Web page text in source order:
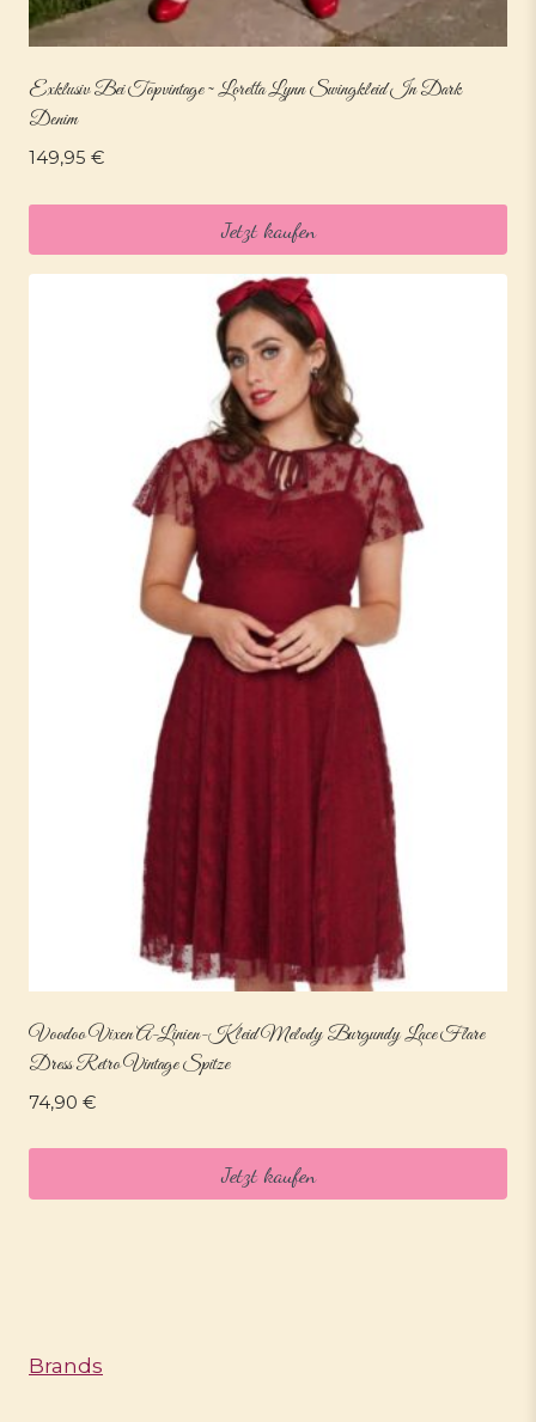
Exklusiv Bei Topvintage ~ Loretta Lynn Swingkleid In Dark
Denim
149,95 €
Jetzt kaufen
Voodoo Vixen A-Linien-Kleid Melody Burgundy Lace Flare
Dress Retro Vintage Spitze
74,90 €
Jetzt kaufen
Brands